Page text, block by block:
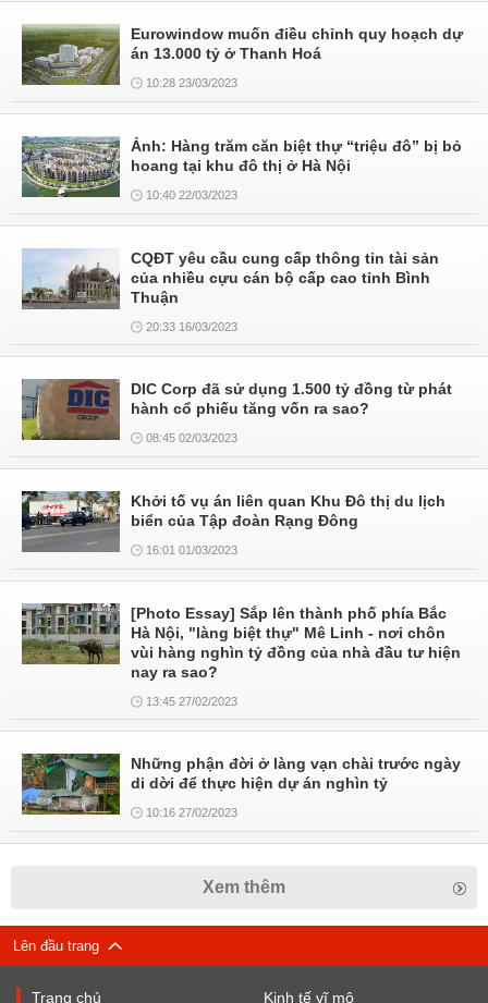
Eurowindow muốn điều chỉnh quy hoạch dự
án 13.000 tỷ ở Thanh Hoá
10:28 23/03/2023
Ảnh: Hàng trăm căn biệt thự “triệu đô” bị bỏ
hoang tại khu đô thị ở Hà Nội
10:40 22/03/2023
CQĐT yêu cầu cung cấp thông tin tài sản
của nhiều cựu cán bộ cấp cao tỉnh Bình
Thuận
20:33 16/03/2023
DIC Corp đã sử dụng 1.500 tỷ đồng từ phát
hành cổ phiếu tăng vốn ra sao?
08:45 02/03/2023
Khởi tố vụ án liên quan Khu Đô thị du lịch
biển của Tập đoàn Rạng Đông
16:01 01/03/2023
[Photo Essay] Sắp lên thành phố phía Bắc
Hà Nội, "làng biệt thự" Mê Linh - nơi chôn
vùi hàng nghìn tỷ đồng của nhà đầu tư hiện
nay ra sao?
13:45 27/02/2023
Những phận đời ở làng vạn chài trước ngày
di dời để thực hiện dự án nghìn tỷ
10:16 27/02/2023
Xem thêm
Lên đầu trang
Trang chủ Kinh tế vĩ mô